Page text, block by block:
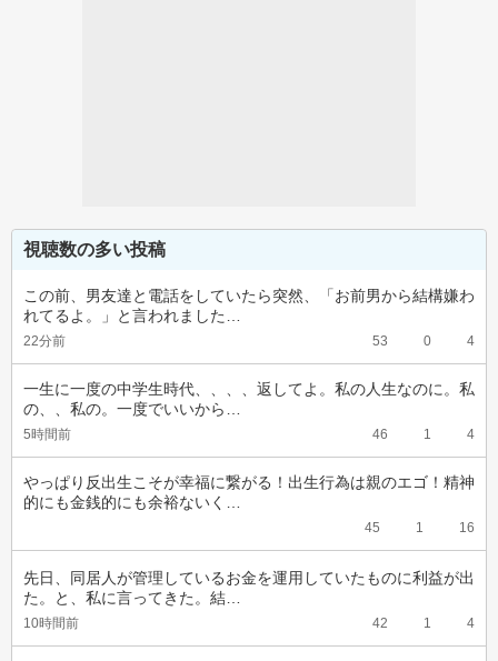
視聴数の多い投稿
この前、男友達と電話をしていたら突然、「お前男から結構嫌わ
れてるよ。」と言われました…
22分前 53 0 4
一生に一度の中学生時代、、、、返してよ。私の人生なのに。私
の、、私の。一度でいいから…
5時間前 46 1 4
やっぱり反出生こそが幸福に繋がる！出生行為は親のエゴ！精神
的にも金銭的にも余裕ないく…
45 1 16
先日、同居人が管理しているお金を運用していたものに利益が出
た。と、私に言ってきた。結…
10時間前 42 1 4